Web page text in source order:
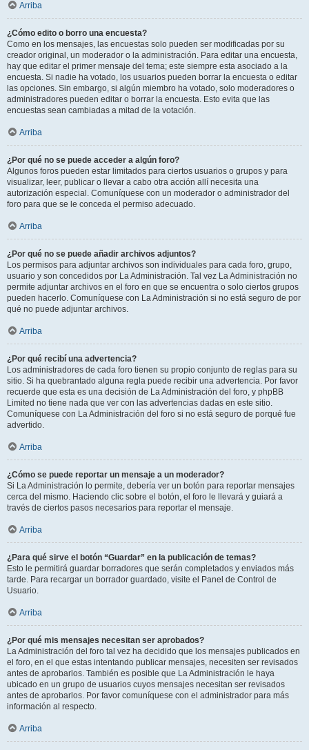
Arriba
¿Cómo edito o borro una encuesta?
Como en los mensajes, las encuestas solo pueden ser modificadas por su
creador original, un moderador o la administración. Para editar una encuesta,
hay que editar el primer mensaje del tema; este siempre esta asociado a la
encuesta. Si nadie ha votado, los usuarios pueden borrar la encuesta o editar
las opciones. Sin embargo, si algún miembro ha votado, solo moderadores o
administradores pueden editar o borrar la encuesta. Esto evita que las
encuestas sean cambiadas a mitad de la votación.
Arriba
¿Por qué no se puede acceder a algún foro?
Algunos foros pueden estar limitados para ciertos usuarios o grupos y para
visualizar, leer, publicar o llevar a cabo otra acción allí necesita una
autorización especial. Comuníquese con un moderador o administrador del
foro para que se le conceda el permiso adecuado.
Arriba
¿Por qué no se puede añadir archivos adjuntos?
Los permisos para adjuntar archivos son individuales para cada foro, grupo,
usuario y son concedidos por La Administración. Tal vez La Administración no
permite adjuntar archivos en el foro en que se encuentra o solo ciertos grupos
pueden hacerlo. Comuníquese con La Administración si no está seguro de por
qué no puede adjuntar archivos.
Arriba
¿Por qué recibí una advertencia?
Los administradores de cada foro tienen su propio conjunto de reglas para su
sitio. Si ha quebrantado alguna regla puede recibir una advertencia. Por favor
recuerde que esta es una decisión de La Administración del foro, y phpBB
Limited no tiene nada que ver con las advertencias dadas en este sitio.
Comuníquese con La Administración del foro si no está seguro de porqué fue
advertido.
Arriba
¿Cómo se puede reportar un mensaje a un moderador?
Si La Administración lo permite, debería ver un botón para reportar mensajes
cerca del mismo. Haciendo clic sobre el botón, el foro le llevará y guiará a
través de ciertos pasos necesarios para reportar el mensaje.
Arriba
¿Para qué sirve el botón “Guardar” en la publicación de temas?
Esto le permitirá guardar borradores que serán completados y enviados más
tarde. Para recargar un borrador guardado, visite el Panel de Control de
Usuario.
Arriba
¿Por qué mis mensajes necesitan ser aprobados?
La Administración del foro tal vez ha decidido que los mensajes publicados en
el foro, en el que estas intentando publicar mensajes, necesiten ser revisados
antes de aprobarlos. También es posible que La Administración le haya
ubicado en un grupo de usuarios cuyos mensajes necesitan ser revisados
antes de aprobarlos. Por favor comuníquese con el administrador para más
información al respecto.
Arriba